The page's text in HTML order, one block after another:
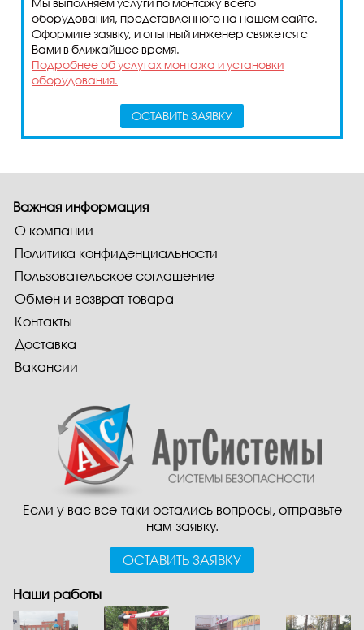
ОСТАВИТЬ ЗАЯВКУ
оборудования, представленного на нашем сайте.
Оформите заявку, и опытный инженер свяжется с
Вами в ближайшее время.
Подробнее об услугах монтажа и установки
оборудования.
Если у вас все-таки остались вопросы, отправьте
нам заявку.
ОСТАВИТЬ ЗАЯВКУ
Важная информация
О компании
Политика конфиденциальности
Пользовательское соглашение
Обмен и возврат товара
Контакты
Доставка
Вакансии
Наши работы